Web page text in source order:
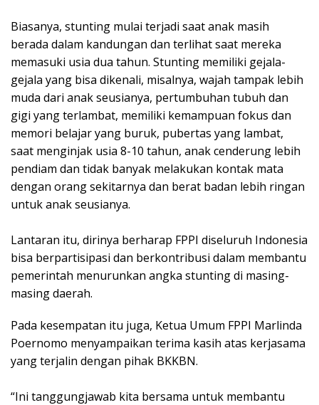
Biasanya, stunting mulai terjadi saat anak masih
berada dalam kandungan dan terlihat saat mereka
memasuki usia dua tahun. Stunting memiliki gejala-
gejala yang bisa dikenali, misalnya, wajah tampak lebih
muda dari anak seusianya, pertumbuhan tubuh dan
gigi yang terlambat, memiliki kemampuan fokus dan
memori belajar yang buruk, pubertas yang lambat,
saat menginjak usia 8-10 tahun, anak cenderung lebih
pendiam dan tidak banyak melakukan kontak mata
dengan orang sekitarnya dan berat badan lebih ringan
untuk anak seusianya.
Lantaran itu, dirinya berharap FPPI diseluruh Indonesia
bisa berpartisipasi dan berkontribusi dalam membantu
pemerintah menurunkan angka stunting di masing-
masing daerah.
Pada kesempatan itu juga, Ketua Umum FPPI Marlinda
Poernomo menyampaikan terima kasih atas kerjasama
yang terjalin dengan pihak BKKBN.
“Ini tanggungjawab kita bersama untuk membantu